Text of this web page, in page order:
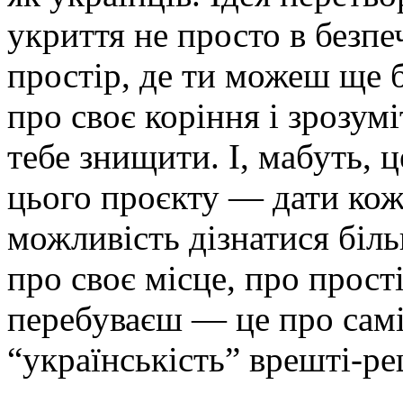
укриття не просто в
простір, де ти можеш ще
про своє коріння і
тебе знищити. І, мабуть,
цього проєкту — дати
можливість дізнатися
про своє місце, про
перебуваєш — це про
“українськість” врешті-